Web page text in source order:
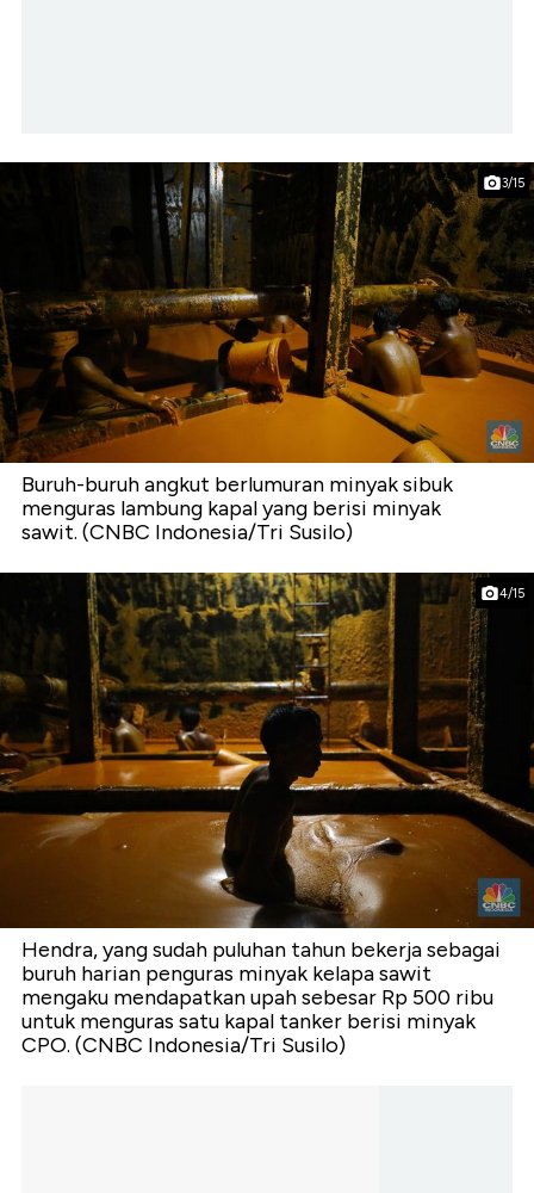
3/15
Buruh-buruh angkut berlumuran minyak sibuk
menguras lambung kapal yang berisi minyak
sawit. (CNBC Indonesia/Tri Susilo)
4/15
Hendra, yang sudah puluhan tahun bekerja sebagai
buruh harian penguras minyak kelapa sawit
mengaku mendapatkan upah sebesar Rp 500 ribu
untuk menguras satu kapal tanker berisi minyak
CPO. (CNBC Indonesia/Tri Susilo)